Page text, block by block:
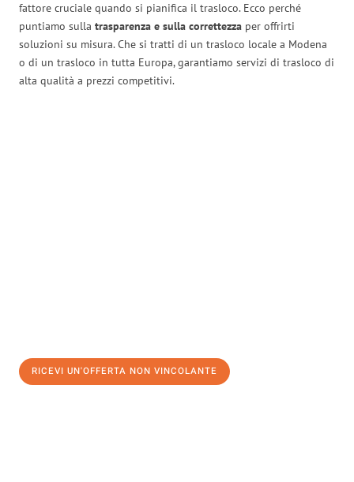
fattore cruciale quando si pianifica il trasloco. Ecco perché
puntiamo sulla trasparenza e sulla correttezza per offrirti
soluzioni su misura. Che si tratti di un trasloco locale a Modena
o di un trasloco in tutta Europa, garantiamo servizi di trasloco di
alta qualità a prezzi competitivi.
RICEVI UN'OFFERTA NON VINCOLANTE